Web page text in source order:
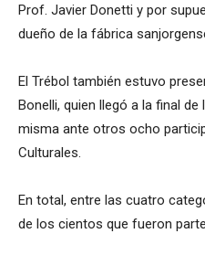
Prof. Javier Donetti y por
dueño de la fábrica
El Trébol también estuvo
Bonelli, quien llegó a la final de
misma ante otros ocho
Culturales.
En total, entre las cuatro
de los cientos que fueron